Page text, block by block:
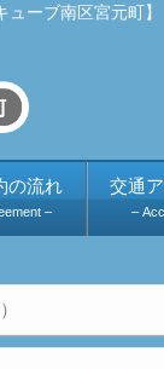
ーブ南区宮元町】
の流れ
–
交通
–